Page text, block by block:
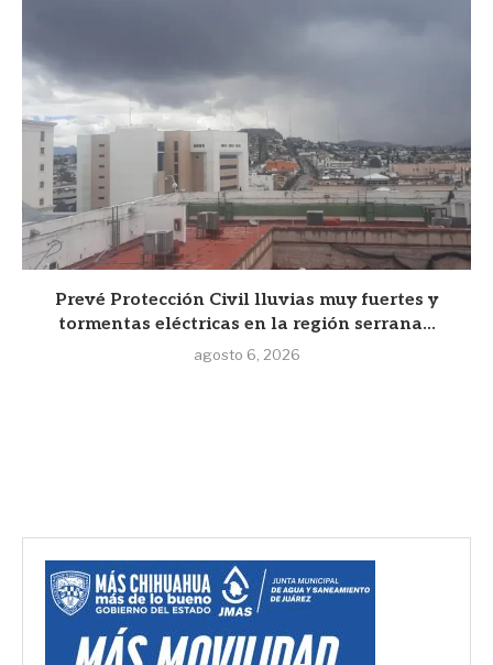
Prevé Protección Civil lluvias muy fuertes y
tormentas eléctricas en la región serrana...
agosto 6, 2026